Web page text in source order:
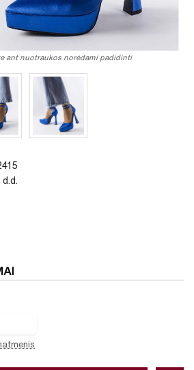
ant nuotraukos norėdami padidinti